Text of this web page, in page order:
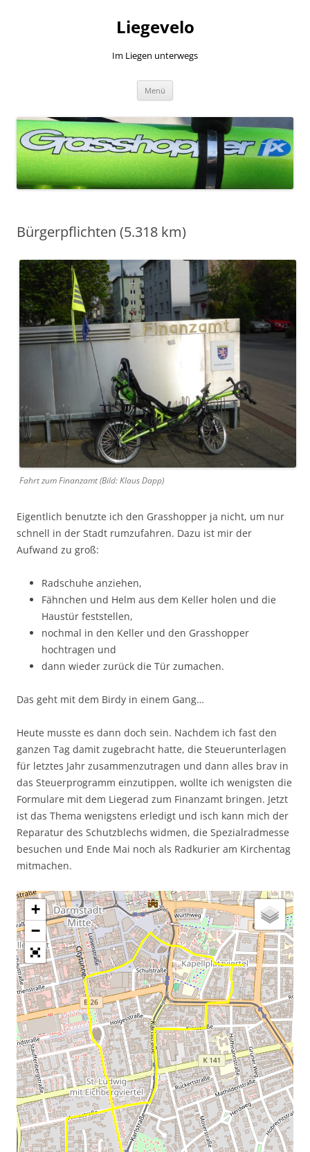
Liegevelo
Im Liegen unterwegs
Menü
Bürgerpflichten (5.318 km)
Fahrt zum Finanzamt (Bild: Klaus Dapp)
Eigentlich benutzte ich den Grasshopper ja nicht, um nur
schnell in der Stadt rumzufahren. Dazu ist mir der
Aufwand zu groß:
Radschuhe anziehen,
Fähnchen und Helm aus dem Keller holen und die
Haustür feststellen,
nochmal in den Keller und den Grasshopper
hochtragen und
dann wieder zurück die Tür zumachen.
Das geht mit dem Birdy in einem Gang…
Heute musste es dann doch sein. Nachdem ich fast den
ganzen Tag damit zugebracht hatte, die Steuerunterlagen
für letztes Jahr zusammenzutragen und dann alles brav in
das Steuerprogramm einzutippen, wollte ich wenigsten die
Formulare mit dem Liegerad zum Finanzamt bringen. Jetzt
ist das Thema wenigstens erledigt und isch kann mich der
Reparatur des Schutzblechs widmen, die Spezialradmesse
besuchen und Ende Mai noch als Radkurier am Kirchentag
mitmachen.
+
−